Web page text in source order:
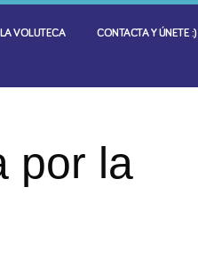
LA VOLUTECA CONTACTA Y ÚNETE :)
por la